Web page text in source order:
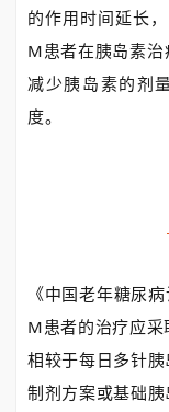
的作用时间延长
M患者在胰岛素治
减少胰岛素的剂
度。
《中国老年糖尿
M患者的治疗应采
相较于每日多针
制剂方案或基础胰